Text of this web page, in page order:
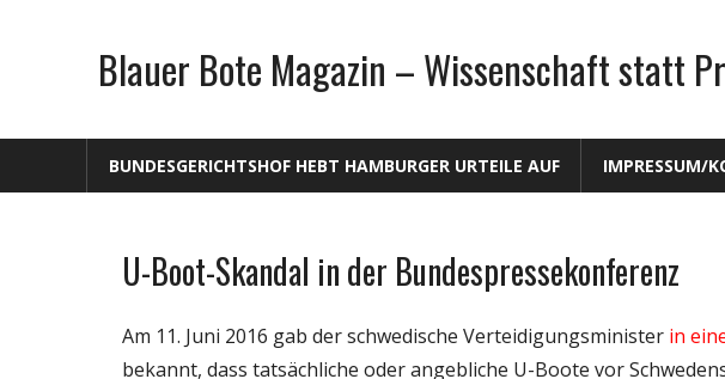
Blauer Bote Magazin – Wissenschaft statt
BUNDESGERICHTSHOF HEBT HAMBURGER URTEILE AUF IMPRESSUM/
Gesellschaft
Politik
U-Boot-Skandal in der Bundespressekonferenz
Am 11. Juni 2016 gab der schwedische Verteidigungsminister in
bekannt, dass tatsächliche oder angebliche U-Boote vor